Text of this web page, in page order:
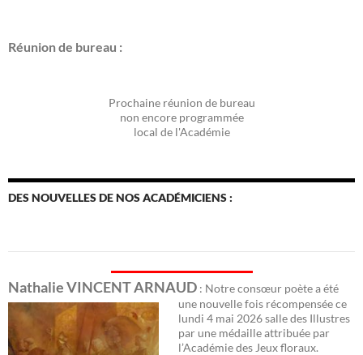
Réunion de bureau :
Prochaine réunion de bureau
non encore programmée
local de l'Académie
DES NOUVELLES DE NOS ACADÉMICIENS :
Nathalie VINCENT ARNAUD : Notre consœur poète a été
une nouvelle fois récompensée ce
lundi 4 mai 2026 salle des Illustres
par une médaille attribuée par
l’Académie des Jeux floraux.